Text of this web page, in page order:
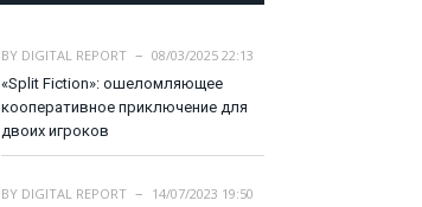
BY DIGITAL REPORT
08/03/2025 22:13
«Split Fiction»: ошеломляющее
кооперативное приключение для
двоих игроков
BY DIGITAL REPORT
14/07/2023 19:50